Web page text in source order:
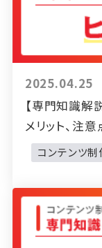
2025.04.25
【専門知識解
メリット、注
コンテンツ制